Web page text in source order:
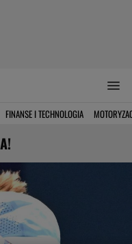
FINANSE I TECHNOLOGIA